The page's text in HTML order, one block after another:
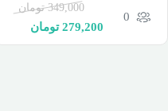
0
349,000 تومان
279,200 تومان